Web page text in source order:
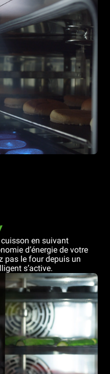
en suivant
d’énergie de votre
pas le four depuis un
s’active.